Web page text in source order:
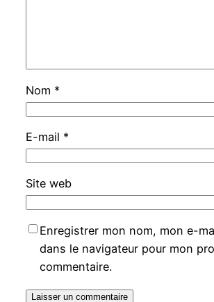
Nom *
E-mail *
Site web
Enregistrer mon nom, mon e-
dans le navigateur pour mon
commentaire.